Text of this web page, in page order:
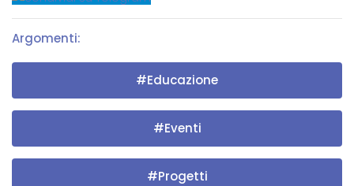
Argomenti:
#Educazione
#Eventi
#Progetti